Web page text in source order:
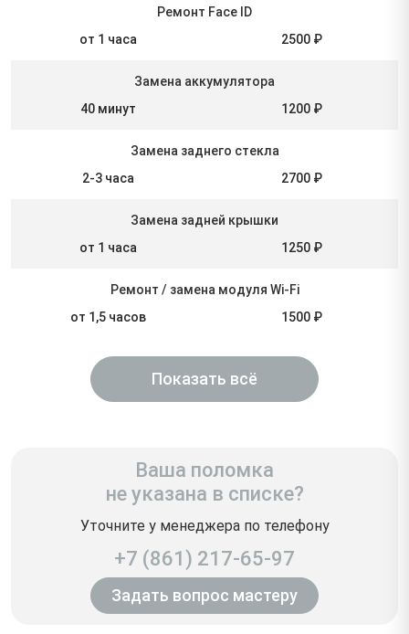
Ремонт Face ID
от 1 часа
2500 ₽
Замена аккумулятора
40 минут
1200 ₽
Замена заднего стекла
2-3 часа
2700 ₽
Замена задней крышки
от 1 часа
1250 ₽
Ремонт / замена модуля Wi-Fi
от 1,5 часов
1500 ₽
Показать всё
Ваша поломка
не указана в списке?
Уточните у менеджера по телефону
+7 (861) 217-65-97
Задать вопрос мастеру